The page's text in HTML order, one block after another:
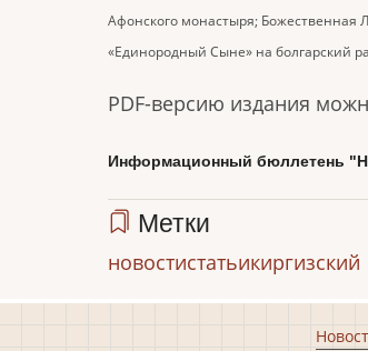
Афонского монастыря; Божественная
«Единородный Сыне» на болгарский
PDF-версию издания
Информационный бюллетень
Метки
новостистатьикиргизский